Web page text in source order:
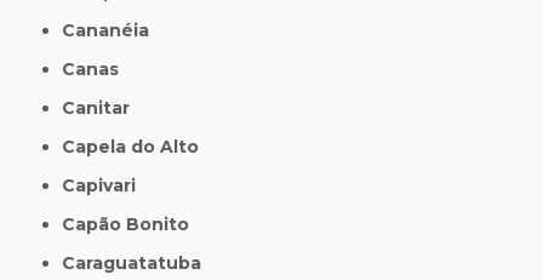
Cananéia
Canas
Canitar
Capela do Alto
Capivari
Capão Bonito
Caraguatatuba